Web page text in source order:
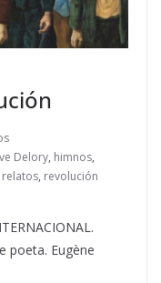
Delory, himnos,
relatos, revolución
poeta. Eugène